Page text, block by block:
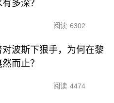
多深？
阅读 6302
对波斯下狠手，为何在黎
而止？
阅读 4474